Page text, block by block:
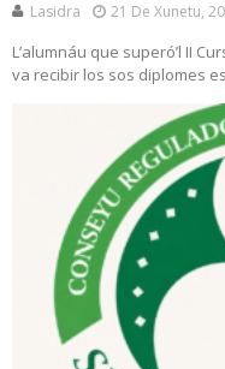
Lasidra 21 De Xunetu,
L’alumnáu que superó’l II
va recibir los sos diplomes